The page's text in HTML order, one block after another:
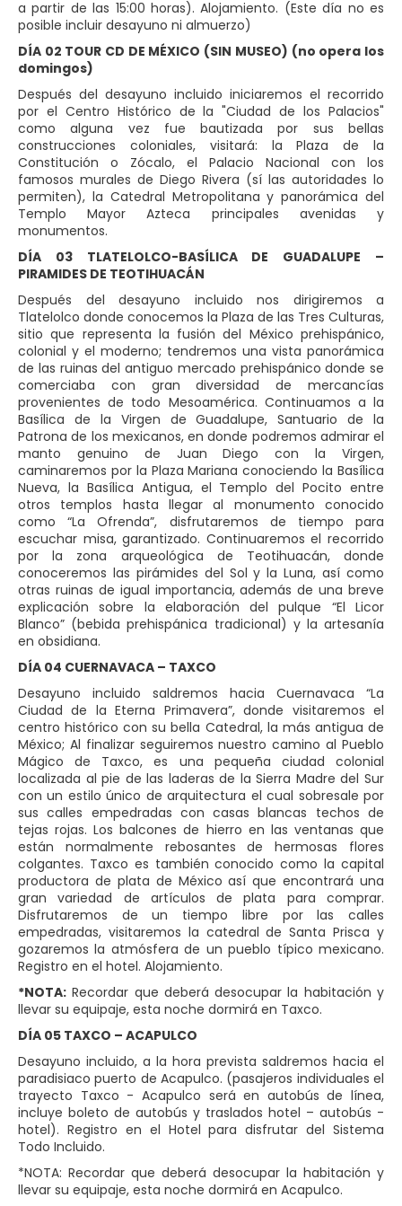
a partir de las 15:00 horas). Alojamiento. (Este día no es
posible incluir desayuno ni almuerzo)
DÍA 02 TOUR CD DE MÉXICO (SIN MUSEO) (no opera los
domingos)
Después del desayuno incluido iniciaremos el recorrido
por el Centro Histórico de la "Ciudad de los Palacios"
como alguna vez fue bautizada por sus bellas
construcciones coloniales, visitará: la Plaza de la
Constitución o Zócalo, el Palacio Nacional con los
famosos murales de Diego Rivera (sí las autoridades lo
permiten), la Catedral Metropolitana y panorámica del
Templo Mayor Azteca principales avenidas y
monumentos.
DÍA 03 TLATELOLCO-BASÍLICA DE GUADALUPE –
PIRAMIDES DE TEOTIHUACÁN
Después del desayuno incluido nos dirigiremos a
Tlatelolco donde conocemos la Plaza de las Tres Culturas,
sitio que representa la fusión del México prehispánico,
colonial y el moderno; tendremos una vista panorámica
de las ruinas del antiguo mercado prehispánico donde se
comerciaba con gran diversidad de mercancías
provenientes de todo Mesoamérica. Continuamos a la
Basílica de la Virgen de Guadalupe, Santuario de la
Patrona de los mexicanos, en donde podremos admirar el
manto genuino de Juan Diego con la Virgen,
caminaremos por la Plaza Mariana conociendo la Basílica
Nueva, la Basílica Antigua, el Templo del Pocito entre
otros templos hasta llegar al monumento conocido
como “La Ofrenda”, disfrutaremos de tiempo para
escuchar misa, garantizado. Continuaremos el recorrido
por la zona arqueológica de Teotihuacán, donde
conoceremos las pirámides del Sol y la Luna, así como
otras ruinas de igual importancia, además de una breve
explicación sobre la elaboración del pulque “El Licor
Blanco” (bebida prehispánica tradicional) y la artesanía
en obsidiana.
DÍA 04 CUERNAVACA – TAXCO
Desayuno incluido saldremos hacia Cuernavaca “La
Ciudad de la Eterna Primavera”, donde visitaremos el
centro histórico con su bella Catedral, la más antigua de
México; Al finalizar seguiremos nuestro camino al Pueblo
Mágico de Taxco, es una pequeña ciudad colonial
localizada al pie de las laderas de la Sierra Madre del Sur
con un estilo único de arquitectura el cual sobresale por
sus calles empedradas con casas blancas techos de
tejas rojas. Los balcones de hierro en las ventanas que
están normalmente rebosantes de hermosas flores
colgantes. Taxco es también conocido como la capital
productora de plata de México así que encontrará una
gran variedad de artículos de plata para comprar.
Disfrutaremos de un tiempo libre por las calles
empedradas, visitaremos la catedral de Santa Prisca y
gozaremos la atmósfera de un pueblo típico mexicano.
Registro en el hotel. Alojamiento.
*NOTA: Recordar que deberá desocupar la habitación y
llevar su equipaje, esta noche dormirá en Taxco.
DÍA 05 TAXCO – ACAPULCO
Desayuno incluido, a la hora prevista saldremos hacia el
paradisiaco puerto de Acapulco. (pasajeros individuales el
trayecto Taxco - Acapulco será en autobús de línea,
incluye boleto de autobús y traslados hotel – autobús -
hotel). Registro en el Hotel para disfrutar del Sistema
Todo Incluido.
*NOTA: Recordar que deberá desocupar la habitación y
llevar su equipaje, esta noche dormirá en Acapulco.